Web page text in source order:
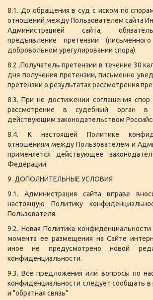
8.1. До обращения в суд с иском по
отношений между Пользователем сайта
Администрацией сайта,
предъявление претензии
добровольном урегулировании спора).
8.2 .Получатель претензии в течение 30
дня получения претензии, письменно
претензии о результатах рассмотрения
8.3. При не достижении соглашения
рассмотрение в судебный орган в
действующим законодательством
8.4. К настоящей Политике
отношениям между Пользователем и
применяется действующее
Федерации.
9. ДОПОЛНИТЕЛЬНЫЕ УСЛОВИЯ
9.1. Администрация сайта вправе
настоящую Политику
Пользователя.
9.2. Новая Политика конфиденциальности
момента ее размещения на Сайте
иное не предусмотрено новой
конфиденциальности.
9.3. Все предложения или вопросы по
конфиденциальности следует сообщать в
и "обратная связь"